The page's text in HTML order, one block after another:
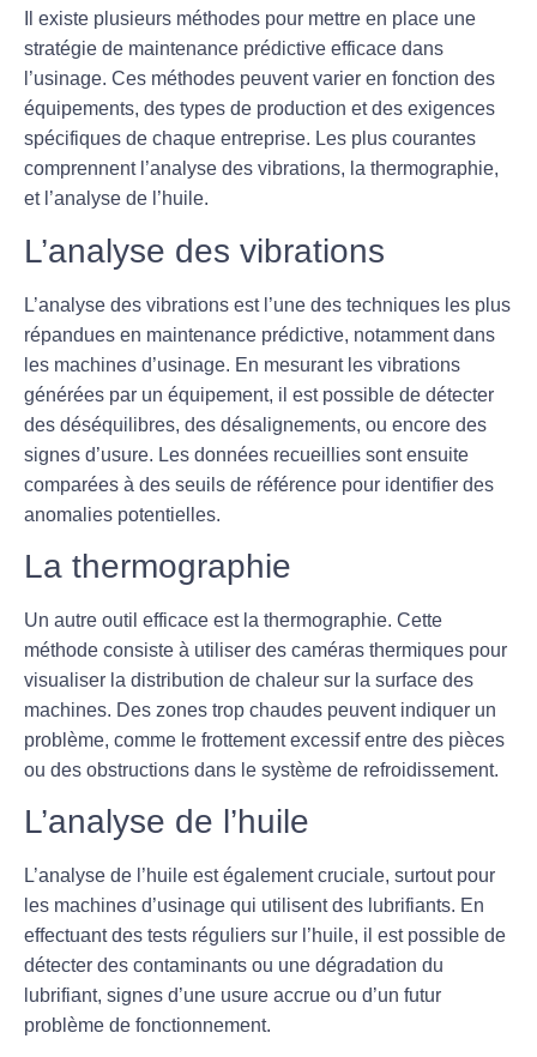
Il existe plusieurs méthodes pour mettre en place une
stratégie de maintenance prédictive efficace dans
l’usinage. Ces méthodes peuvent varier en fonction des
équipements, des types de production et des exigences
spécifiques de chaque entreprise. Les plus courantes
comprennent l’analyse des vibrations, la thermographie,
et l’analyse de l’huile.
L’analyse des vibrations
L’analyse des vibrations est l’une des techniques les plus
répandues en maintenance prédictive, notamment dans
les machines d’usinage. En mesurant les vibrations
générées par un équipement, il est possible de détecter
des déséquilibres, des désalignements, ou encore des
signes d’usure. Les données recueillies sont ensuite
comparées à des seuils de référence pour identifier des
anomalies potentielles.
La thermographie
Un autre outil efficace est la thermographie. Cette
méthode consiste à utiliser des caméras thermiques pour
visualiser la distribution de chaleur sur la surface des
machines. Des zones trop chaudes peuvent indiquer un
problème, comme le frottement excessif entre des pièces
ou des obstructions dans le système de refroidissement.
L’analyse de l’huile
L’analyse de l’huile est également cruciale, surtout pour
les machines d’usinage qui utilisent des lubrifiants. En
effectuant des tests réguliers sur l’huile, il est possible de
détecter des contaminants ou une dégradation du
lubrifiant, signes d’une usure accrue ou d’un futur
problème de fonctionnement.